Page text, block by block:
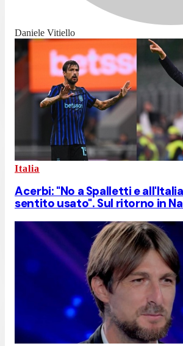
Daniele Vitiello
Italia
Acerbi: "No a Spalletti e
sentito usato". Sul ritorno in